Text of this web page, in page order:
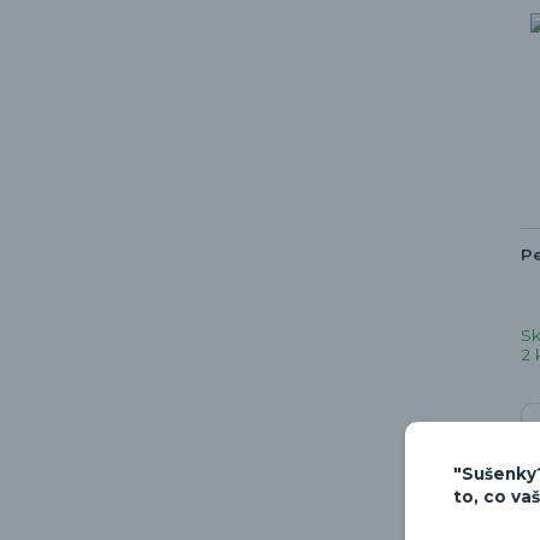
2
to, co